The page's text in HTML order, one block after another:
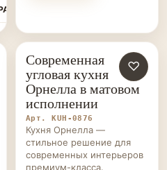
♡
Современная
угловая кухня
Орнелла в матовом
исполнении
Арт. KUH-0876
Кухня Орнелла —
стильное решение для
современных интерьеров
премиум-класса.
★★★★★2 отзыва